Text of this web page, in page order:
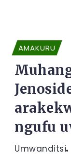
AMAKURU
ngufu
Umwanditsi